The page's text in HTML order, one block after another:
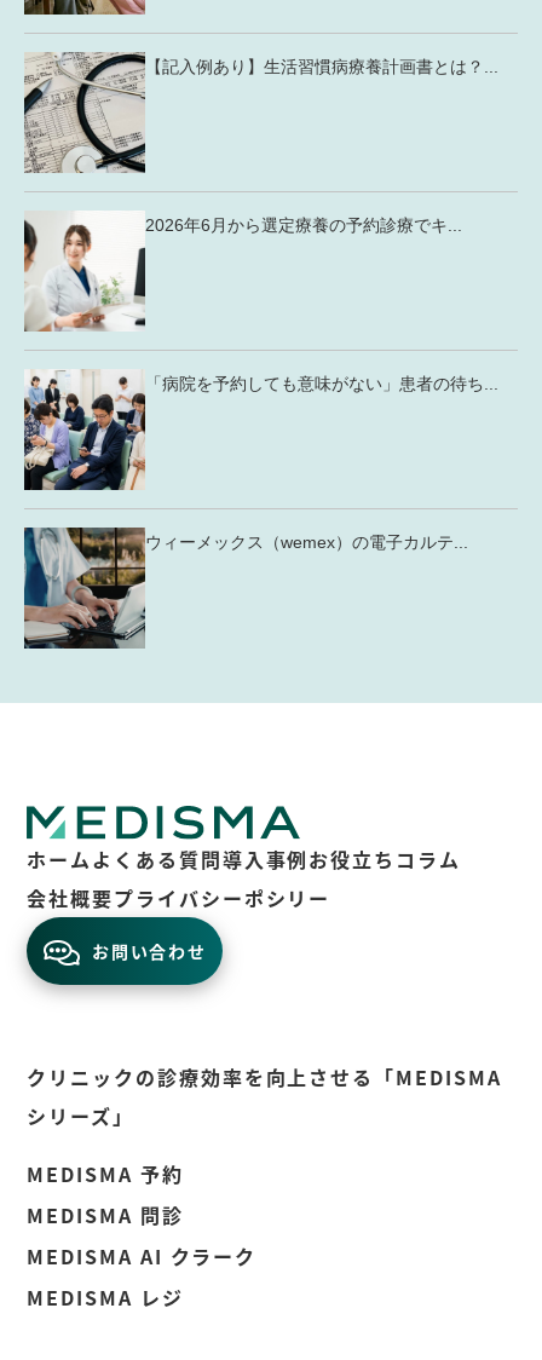
【記入例あり】生活習慣病療養計画書とは？...
2026年6月から選定療養の予約診療でキ...
「病院を予約しても意味がない」患者の待ち...
ウィーメックス（wemex）の電子カルテ...
ホームよくある質問導入事例お役立ちコラム
会社概要プライバシーポシリー
お問い合わせ
クリニックの診療効率を向上させる「MEDISMA
シリーズ」
MEDISMA 予約
MEDISMA 問診
MEDISMA AI クラーク
MEDISMA レジ